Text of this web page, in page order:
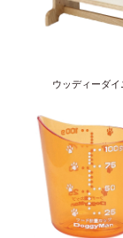
ウッディーダイ